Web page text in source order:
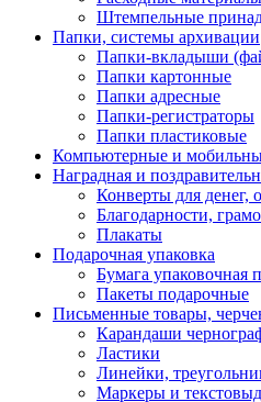
Штемпельные
Папки, системы архивации
Папки-вкладыши
Папки картонные
Папки адресные
Папки-регистраторы
Папки пластиковые
Компьютерные и
Наградная и
Конверты для денег,
Благодарности,
Плакаты
Подарочная упаковка
Бумага упаковочная
Пакеты подарочные
Письменные товары,
Карандаши
Ластики
Линейки,
Маркеры и